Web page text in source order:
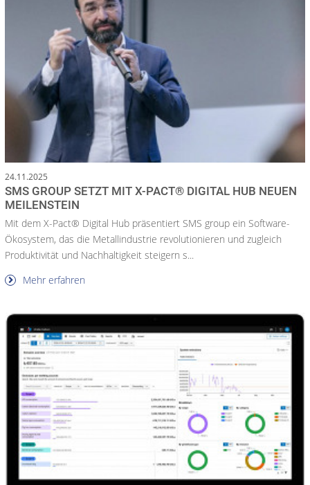
24.11.2025
SMS GROUP SETZT MIT X-PACT® DIGITAL HUB NEUEN
MEILENSTEIN
Mit dem X-Pact® Digital Hub präsentiert SMS group ein Software-
Ökosystem, das die Metallindustrie revolutionieren und zugleich
Produktivität und Nachhaltigkeit steigern s...
Mehr erfahren